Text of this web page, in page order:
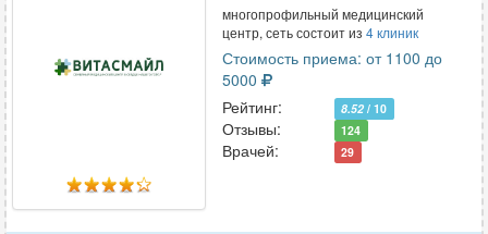
многопрофильный медицинский
центр, сеть состоит из 4 клиник
Стоимость приема: от 1100 до
5000
Рейтинг:
8.52 / 10
Отзывы: 124
Врачей: 29